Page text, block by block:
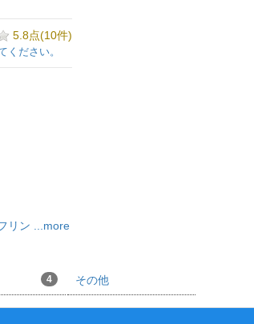
5.8点(10件)
ください。
リン ...more
4 その他